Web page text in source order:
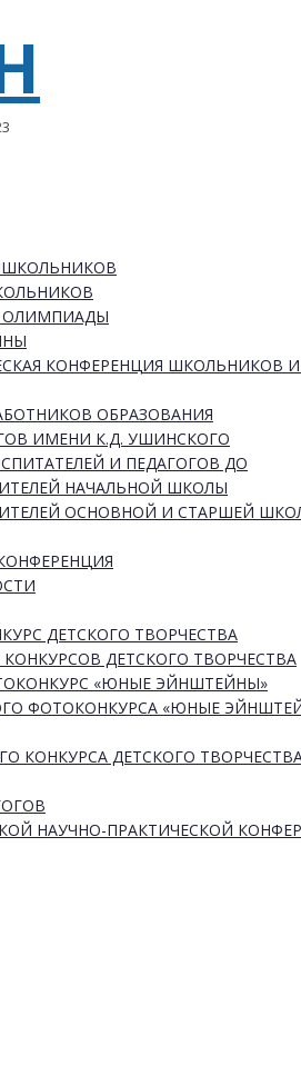
ОЛИМПИАДЫ
КОНФЕРЕНЦИЯ ШКОЛЬНИКОВ
ОБРАЗОВАНИЯ
ИМЕНИ К.Д. УШИНСКОГО
И ПЕДАГОГОВ ДО
НАЧАЛЬНОЙ ШКОЛЫ
ОСНОВНОЙ И СТАРШЕЙ
ДЕТСКОГО ТВОРЧЕСТВА
ДЕТСКОГО ТВОРЧЕСТВА
«ЮНЫЕ ЭЙНШТЕЙНЫ»
ФОТОКОНКУРСА «ЮНЫЕ
КОНКУРСА ДЕТСКОГО
НАУЧНО-ПРАКТИЧЕСКОЙ